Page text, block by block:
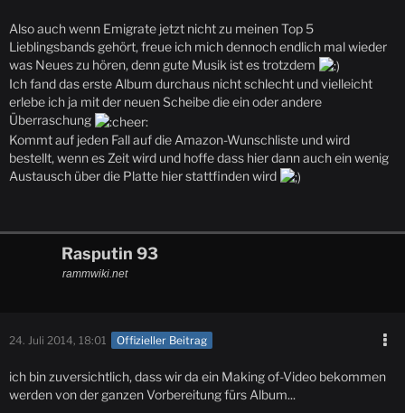
Also auch wenn Emigrate jetzt nicht zu meinen Top 5
Lieblingsbands gehört, freue ich mich dennoch endlich mal wieder
was Neues zu hören, denn gute Musik ist es trotzdem
Ich fand das erste Album durchaus nicht schlecht und vielleicht
erlebe ich ja mit der neuen Scheibe die ein oder andere
Überraschung
Kommt auf jeden Fall auf die Amazon-Wunschliste und wird
bestellt, wenn es Zeit wird und hoffe dass hier dann auch ein wenig
Austausch über die Platte hier stattfinden wird
Rasputin 93
rammwiki.net
24. Juli 2014, 18:01 Offizieller Beitrag
ich bin zuversichtlich, dass wir da ein Making of-Video bekommen
werden von der ganzen Vorbereitung fürs Album...